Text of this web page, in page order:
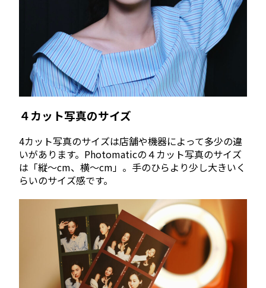
４カット写真のサイズ
4カット写真のサイズは店舗や機器によって多少の違
いがあります。Photomaticの４カット写真のサイズ
は「縦〜cm、横〜cm」。手のひらより少し大きいく
らいのサイズ感です。